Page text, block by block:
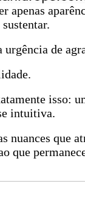
apenas
urgência de
isso:
intuitiva.
nuances que
que